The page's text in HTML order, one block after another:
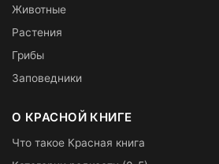
Животные
Растения
Грибы
Заповедники
О КРАСНОЙ КНИГЕ
Что такое Красная книга